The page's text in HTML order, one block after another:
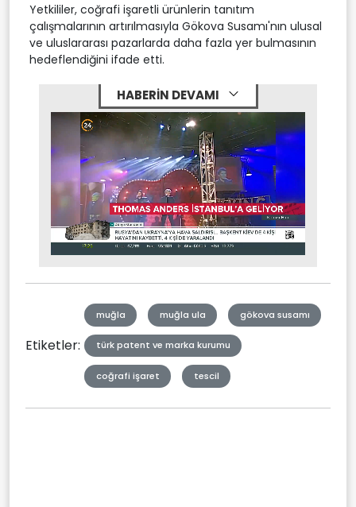
Yetkililer, coğrafi işaretli ürünlerin tanıtım
çalışmalarının artırılmasıyla Gökova Susamı'nın ulusal
ve uluslararası pazarlarda daha fazla yer bulmasının
hedeflendiğini ifade etti.
HABERİN DEVAMI
Mute Stream
Etiketler:
muğla muğla ula gökova susamı
türk patent ve marka kurumu
coğrafi işaret tescil